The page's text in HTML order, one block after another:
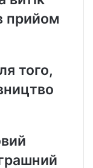
прийом
того,